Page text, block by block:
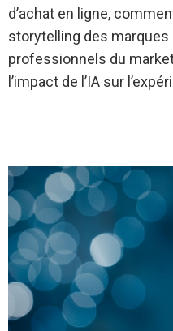
d’achat en ligne,
storytelling des
professionnels du
l’impact de l’IA sur